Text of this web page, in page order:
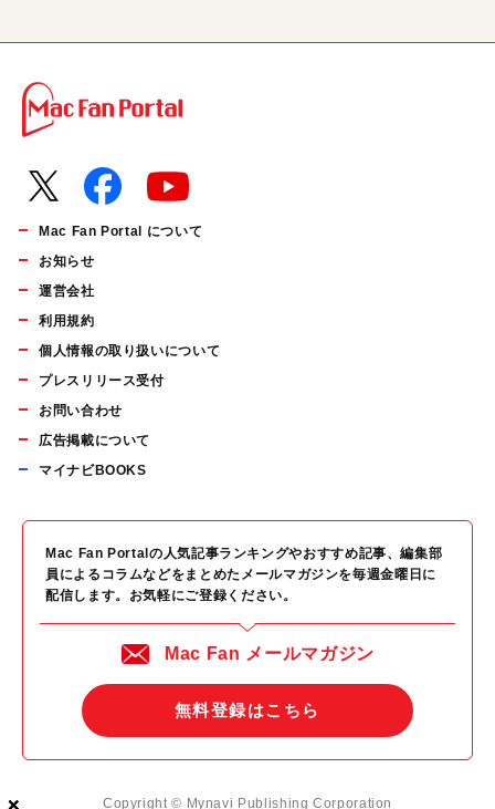
Mac Fan Portal について
お知らせ
運営会社
利用規約
個人情報の取り扱いについて
プレスリリース受付
お問い合わせ
広告掲載について
マイナビBOOKS
Mac Fan Portalの人気記事ランキングやおすすめ記事、編集部
員によるコラムなどをまとめたメールマガジンを毎週金曜日に
配信します。お気軽にご登録ください。
Mac Fan メールマガジン
無料登録はこちら
Copyright © Mynavi Publishing Corporation